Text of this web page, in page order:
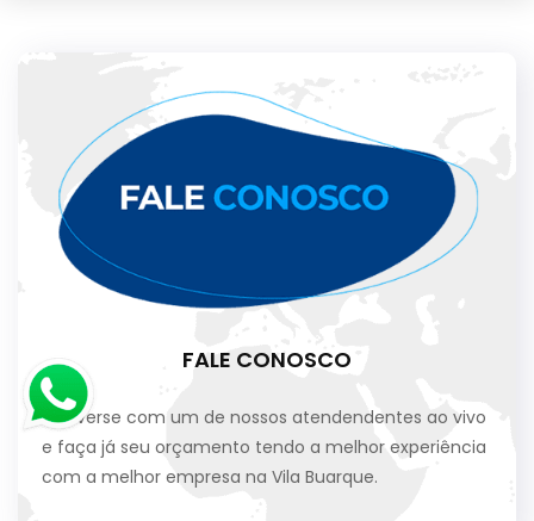
FALE CONOSCO
Converse com um de nossos atendendentes ao vivo
e faça já seu orçamento tendo a melhor experiência
com a melhor empresa na Vila Buarque.